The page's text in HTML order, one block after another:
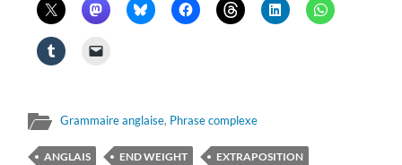
Grammaire anglaise, Phrase complexe
ANGLAIS END WEIGHT
EXTRAPOSITION